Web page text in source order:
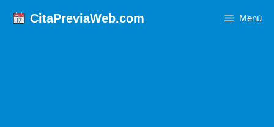
CitaPreviaWeb.com Menú